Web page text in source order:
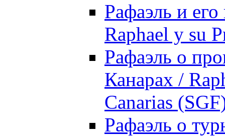
Рафаэль и
Raphael y su
Рафаэль о
Канарах /
Canarias
Рафаэль о